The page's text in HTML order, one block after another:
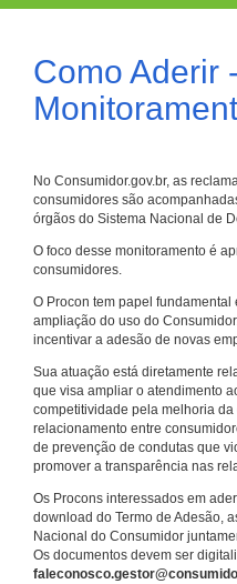
Como Aderir
No Consumidor.gov.br, as
consumidores são
órgãos do Sistema Nacional de
O foco desse monitoramento é
consumidores.
O Procon tem papel
ampliação do uso do
incentivar a adesão de novas
Sua atuação está diretamente
que visa ampliar o atendimento
competitividade pela melhoria
relacionamento entre
de prevenção de condutas que
promover a transparência nas
Os Procons interessados em
download do Termo de Adesão,
Nacional do Consumidor
Os documentos devem ser